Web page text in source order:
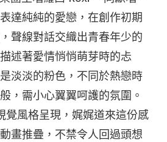
達純純的愛戀，在創作初期
聲線對話交織出青春年少的
述著愛情悄悄萌芽時的忐
淡淡的粉色，不同於熱戀時
，需小心翼翼呵護的氛圍。
覺風格呈現，娓娓道來這份感
畫推疊，不禁令人回過頭想